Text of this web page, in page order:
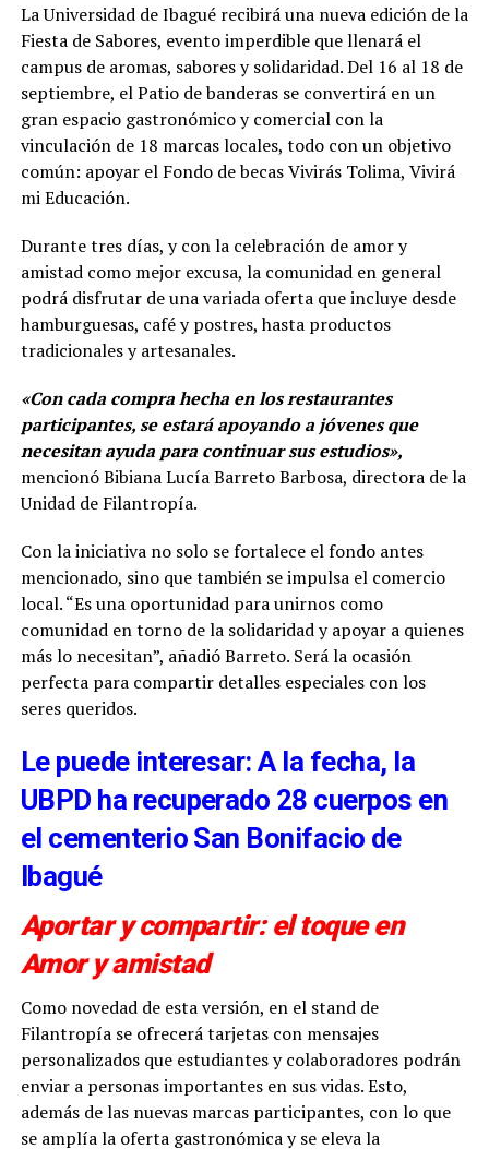
La Universidad de Ibagué recibirá una nueva edición de la
Fiesta de Sabores, evento imperdible que llenará el
campus de aromas, sabores y solidaridad. Del 16 al 18 de
septiembre, el Patio de banderas se convertirá en un
gran espacio gastronómico y comercial con la
vinculación de 18 marcas locales, todo con un objetivo
común: apoyar el Fondo de becas Vivirás Tolima, Vivirá
mi Educación.
Durante tres días, y con la celebración de amor y
amistad como mejor excusa, la comunidad en general
podrá disfrutar de una variada oferta que incluye desde
hamburguesas, café y postres, hasta productos
tradicionales y artesanales.
«Con cada compra hecha en los restaurantes
participantes, se estará apoyando a jóvenes que
necesitan ayuda para continuar sus estudios»,
mencionó Bibiana Lucía Barreto Barbosa, directora de la
Unidad de Filantropía.
Con la iniciativa no solo se fortalece el fondo antes
mencionado, sino que también se impulsa el comercio
local. “Es una oportunidad para unirnos como
comunidad en torno de la solidaridad y apoyar a quienes
más lo necesitan”, añadió Barreto. Será la ocasión
perfecta para compartir detalles especiales con los
seres queridos.
Le puede interesar: A la fecha, la
UBPD ha recuperado 28 cuerpos en
el cementerio San Bonifacio de
Ibagué
Aportar y compartir: el toque en
Amor y amistad
Como novedad de esta versión, en el stand de
Filantropía se ofrecerá tarjetas con mensajes
personalizados que estudiantes y colaboradores podrán
enviar a personas importantes en sus vidas. Esto,
además de las nuevas marcas participantes, con lo que
se amplía la oferta gastronómica y se eleva la